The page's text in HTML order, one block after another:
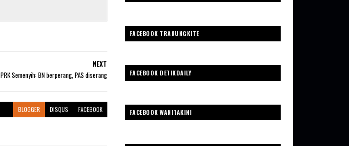
NEXT
PRK Semenyih: BN berperang, PAS diserang
BLOGGER DISQUS FACEBOOK
FACEBOOK TRANUNGKITE
FACEBOOK DETIKDAILY
FACEBOOK WANITAKINI